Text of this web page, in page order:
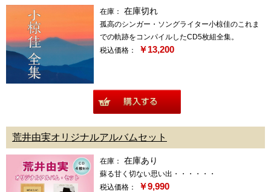
在庫： 在庫切れ
孤高のシンガー・ソングライター小椋佳のこれま
での軌跡をコンパイルしたCD5枚組全集。
税込価格：
￥13,200
荒井由実オリジナルアルバムセット
在庫： 在庫あり
蘇る甘く切ない思い出・・・・・・
税込価格：
￥9,990